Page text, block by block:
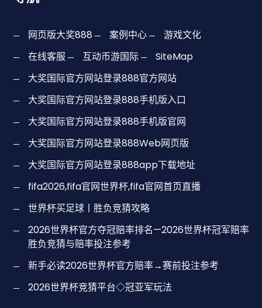
网页版大奖888 案例中心
游戏文化
在线客服
互动币游国际
SiteMap
大奖国际官方网站登录888官方网站
大奖国际官方网站登录888手机版入口
大奖国际官方网站登录888手机版官网
大奖国际官方网站登录888Web网页版
大奖国际官方网站登录888app下载地址
fifa2026,fifa官网世界杯,fifa官网首页直播
世界杯买足球丨胜负竞猜攻略
2026世界杯官方夺冠赔率排名—2026世界杯冠军赔率
胜负竞猜与赔率投注参考
新手必读2026世界杯官方赔率→赛前投注参考
2026世界杯竞猜平台◇冠亚军玩法